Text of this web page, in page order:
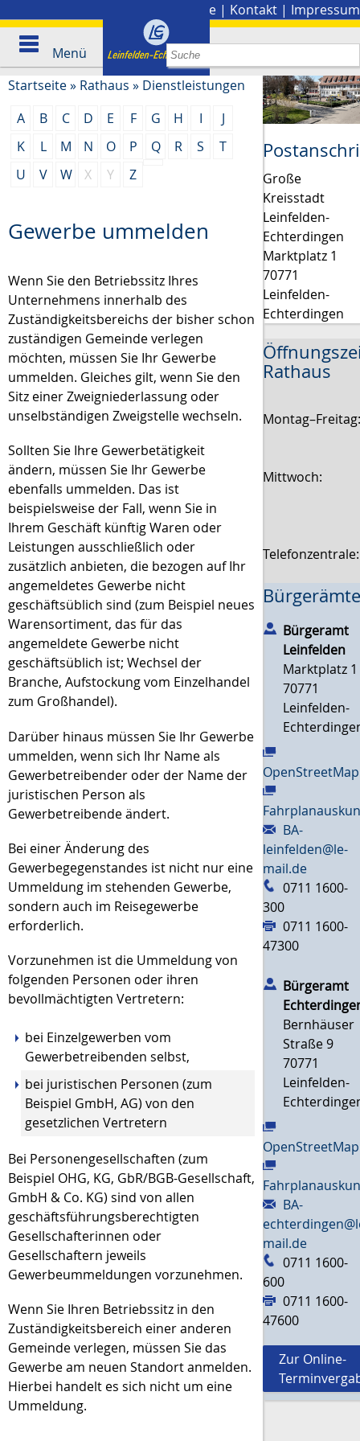
Presse | Kontakt | Impressum
Menü
Startseite» Rathaus » Dienstleistungen
A
B C D E F G H I
J
K
L M N O P Q R S
T
U
V W X Y Z
Gewerbe ummelden
Wenn Sie den Betriebssitz Ihres
Unternehmens innerhalb des
Zuständigkeitsbereichs der bisher schon
zuständigen Gemeinde verlegen
möchten, müssen Sie Ihr Gewerbe
ummelden. Gleiches gilt, wenn Sie den
Sitz einer Zweigniederlassung oder
unselbständigen Zweigstelle wechseln.
Sollten Sie Ihre Gewerbetätigkeit
ändern, müssen Sie Ihr Gewerbe
ebenfalls ummelden. Das ist
beispielsweise der Fall, wenn Sie in
Ihrem Geschäft künftig Waren oder
Leistungen ausschließlich oder
zusätzlich anbieten, die bezogen auf Ihr
angemeldetes Gewerbe nicht
geschäftsüblich sind (zum Beispiel neues
Warensortiment, das für das
angemeldete Gewerbe nicht
geschäftsüblich ist; Wechsel der
Branche, Aufstockung vom Einzelhandel
zum Großhandel).
Darüber hinaus müssen Sie Ihr Gewerbe
ummelden, wenn sich Ihr Name als
Gewerbetreibender oder der Name der
juristischen Person als
Gewerbetreibende ändert.
Bei einer Änderung des
Gewerbegegenstandes ist nicht nur eine
Ummeldung im stehenden Gewerbe,
sondern auch im Reisegewerbe
erforderlich.
Vorzunehmen ist die Ummeldung von
folgenden Personen oder ihren
bevollmächtigten Vertretern:
bei Einzelgewerben vom
Gewerbetreibenden selbst,
bei juristischen Personen (zum
Beispiel GmbH, AG) von den
gesetzlichen Vertretern
Bei Personengesellschaften (zum
Beispiel OHG, KG, GbR/BGB-Gesellschaft,
GmbH & Co. KG) sind von allen
geschäftsführungsberechtigten
Gesellschafterinnen oder
Gesellschaftern jeweils
Gewerbeummeldungen vorzunehmen.
Wenn Sie Ihren Betriebssitz in den
Zuständigkeitsbereich einer anderen
Gemeinde verlegen, müssen Sie das
Gewerbe am neuen Standort anmelden.
Hierbei handelt es sich nicht um eine
Ummeldung.
Große
Kreisstadt
Leinfelden-
Echterdingen
Marktplatz 1
70771
Leinfelden-
Echterdingen
Rathaus
Mittwoch:
Bürgeramt
Leinfelden
Marktplatz 1
70771
Leinfelden-
OpenStreetMap
BA-
leinfelden@le-
mail.de
0711 1600-
300
0711 1600-
47300
Bürgeramt
Bernhäuser
Straße 9
70771
Leinfelden-
OpenStreetMap
BA-
mail.de
0711 1600-
600
0711 1600-
47600
Zur Online-